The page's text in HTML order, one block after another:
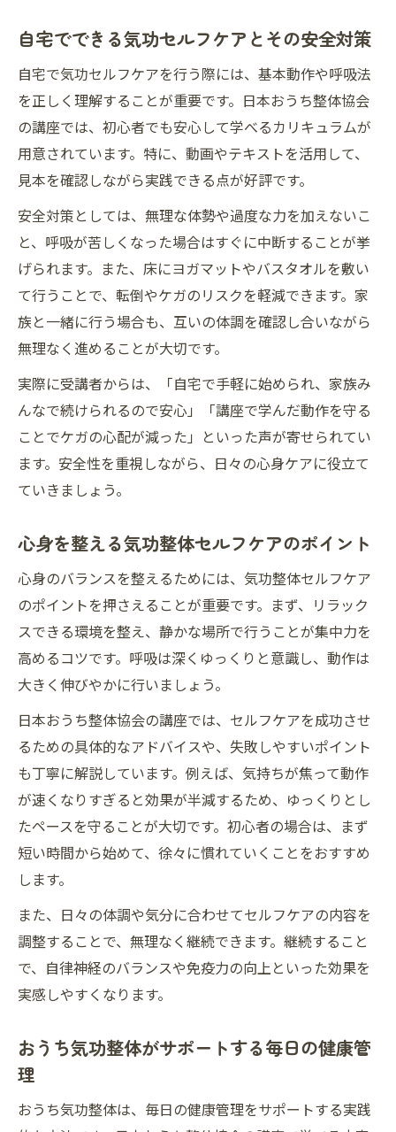
自宅でできる気功セルフケアとその安全対策
自宅で気功セルフケアを行う際には、基本動作や呼吸法
を正しく理解することが重要です。日本おうち整体協会
の講座では、初心者でも安心して学べるカリキュラムが
用意されています。特に、動画やテキストを活用して、
見本を確認しながら実践できる点が好評です。
安全対策としては、無理な体勢や過度な力を加えないこ
と、呼吸が苦しくなった場合はすぐに中断することが挙
げられます。また、床にヨガマットやバスタオルを敷い
て行うことで、転倒やケガのリスクを軽減できます。家
族と一緒に行う場合も、互いの体調を確認し合いながら
無理なく進めることが大切です。
実際に受講者からは、「自宅で手軽に始められ、家族み
んなで続けられるので安心」「講座で学んだ動作を守る
ことでケガの心配が減った」といった声が寄せられてい
ます。安全性を重視しながら、日々の心身ケアに役立て
ていきましょう。
心身を整える気功整体セルフケアのポイント
心身のバランスを整えるためには、気功整体セルフケア
のポイントを押さえることが重要です。まず、リラック
スできる環境を整え、静かな場所で行うことが集中力を
高めるコツです。呼吸は深くゆっくりと意識し、動作は
大きく伸びやかに行いましょう。
日本おうち整体協会の講座では、セルフケアを成功させ
るための具体的なアドバイスや、失敗しやすいポイント
も丁寧に解説しています。例えば、気持ちが焦って動作
が速くなりすぎると効果が半減するため、ゆっくりとし
たペースを守ることが大切です。初心者の場合は、まず
短い時間から始めて、徐々に慣れていくことをおすすめ
します。
また、日々の体調や気分に合わせてセルフケアの内容を
調整することで、無理なく継続できます。継続すること
で、自律神経のバランスや免疫力の向上といった効果を
実感しやすくなります。
おうち気功整体がサポートする毎日の健康管
理
おうち気功整体は、毎日の健康管理をサポートする実践